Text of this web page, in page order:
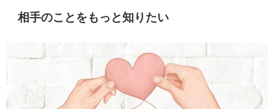
相手のことをもっと知りたい